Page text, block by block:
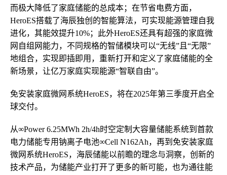
而极大降低了家庭储能的总成本；在节省电费方面，
HeroES搭载了海辰独创的智能算法，可实现能源管理自我
进化，其能效提升10%；此外HeroES还具有超强的家庭微
网自组网能力，不同规格的智储模块可以“无线”且“无限”
地组合，实现即插即用，重新打开和定义了家庭储能的全
新场景，让亿万家庭实现能源“智联自由”。
免安装家庭微网系统HeroES，将在2025年第三季度开启全
球交付。
从∞Power 6.25MWh 2h/4h时空定制大容量储能系统到首款
电力储能专用钠离子电池∞Cell N162Ah，再到免安装家庭
微网系统HeroES，海辰储能以前瞻的理念与洞察，创新的
技术产品，为储能产业打开了更多的新可能，也为通往能